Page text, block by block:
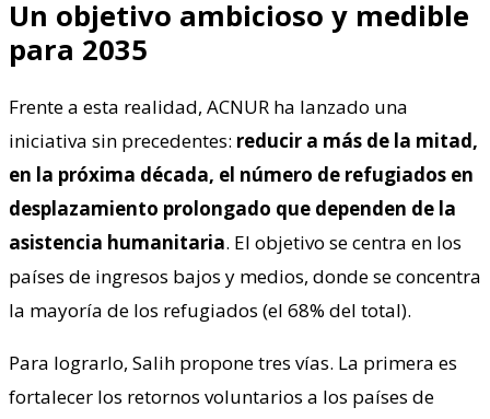
Un objetivo ambicioso y medible
para 2035
Frente a esta realidad, ACNUR ha lanzado una
iniciativa sin precedentes: reducir a más de la mitad,
en la próxima década, el número de refugiados en
desplazamiento prolongado que dependen de la
asistencia humanitaria. El objetivo se centra en los
países de ingresos bajos y medios, donde se concentra
la mayoría de los refugiados (el 68% del total).
Para lograrlo, Salih propone tres vías. La primera es
fortalecer los retornos voluntarios a los países de